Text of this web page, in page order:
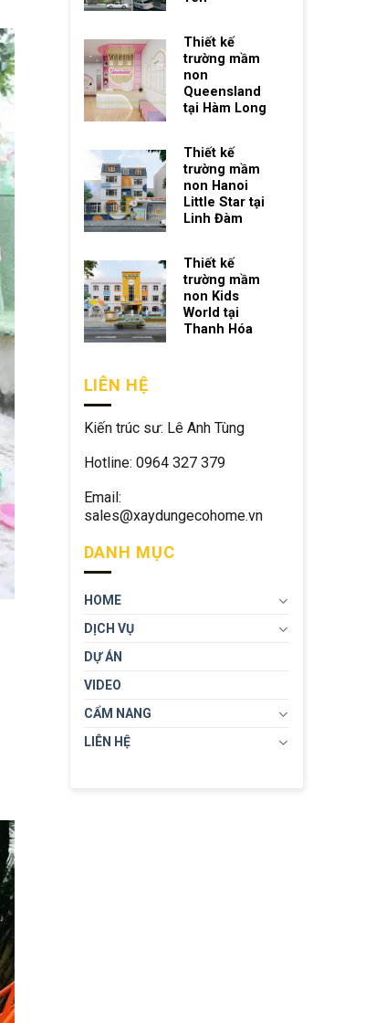
Thiết kế
trường mầm
non
Queensland
tại Hàm Long
Thiết kế
trường mầm
non Hanoi
Little Star tại
Linh Đàm
Thiết kế
trường mầm
non Kids
World tại
Thanh Hóa
LIÊN HỆ
Kiến trúc sư: Lê Anh Tùng
Hotline: 0964 327 379
Email:
sales@xaydungecohome.vn
DANH MỤC
HOME
DỊCH VỤ
DỰ ÁN
VIDEO
CẨM NANG
LIÊN HỆ